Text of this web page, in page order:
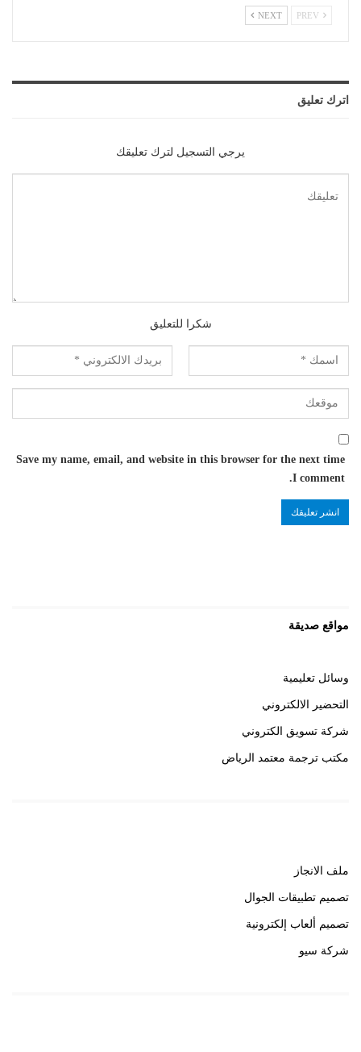
NEXT
اترك تعليق
يرجي التسجيل لترك تعليقك
شكرا للتعليق
Save my name, email, and website in this browser for the next time
I comment.
مواقع صديقة
وسائل تعليمية
التحضير الالكتروني
شركة تسويق الكتروني
مكتب ترجمة معتمد الرياض
ملف الانجاز
تصميم تطبيقات الجوال
تصميم ألعاب إلكترونية
شركة سيو